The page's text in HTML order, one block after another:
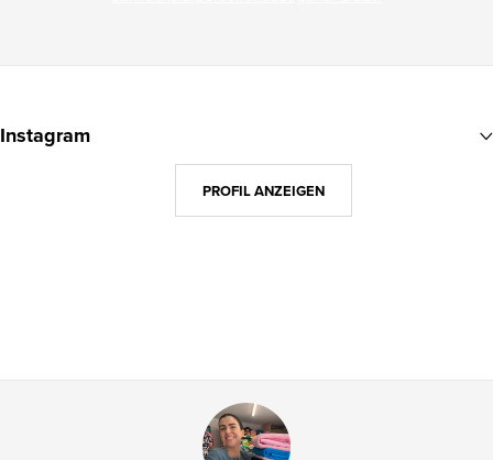
uInstagram
PROFIL ANZEIGEN